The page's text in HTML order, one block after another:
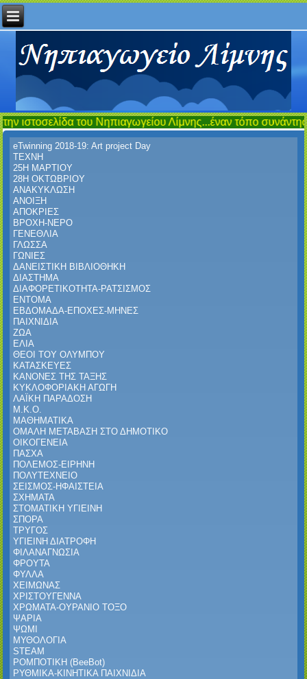
Νηπιαγωγείου Λίμνης...έναν τόπο συνάντησης,ενημέρωσης
eTwinning 2018-19: Art project Day
ΤΕΧΝΗ
25Η ΜΑΡΤΙΟΥ
28Η ΟΚΤΩΒΡΙΟΥ
ΑΝΑΚΥΚΛΩΣΗ
ΑΝΟΙΞΗ
ΑΠΟΚΡΙΕΣ
ΒΡΟΧΗ-ΝΕΡΟ
ΓΕΝΕΘΛΙΑ
ΓΛΩΣΣΑ
ΓΩΝΙΕΣ
ΔΑΝΕΙΣΤΙΚΗ ΒΙΒΛΙΟΘΗΚΗ
ΔΙΑΣΤΗΜΑ
ΔΙΑΦΟΡΕΤΙΚΟΤΗΤΑ-ΡΑΤΣΙΣΜΟΣ
ΕΝΤΟΜΑ
ΕΒΔΟΜΑΔΑ-ΕΠΟΧΕΣ-ΜΗΝΕΣ
ΠΑΙΧΝΙΔΙΑ
ΖΩΑ
ΕΛΙΑ
ΘΕΟΙ ΤΟΥ ΟΛΥΜΠΟΥ
ΚΑΤΑΣΚΕΥΕΣ
ΚΑΝΟΝΕΣ ΤΗΣ ΤΑΞΗΣ
ΚΥΚΛΟΦΟΡΙΑΚΗ ΑΓΩΓΗ
ΛΑΪΚΗ ΠΑΡΑΔΟΣΗ
Μ.Κ.Ο.
ΜΑΘΗΜΑΤΙΚΑ
ΟΜΑΛΗ ΜΕΤΑΒΑΣΗ ΣΤΟ ΔΗΜΟΤΙΚΟ
ΟΙΚΟΓΕΝΕΙΑ
ΠΑΣΧΑ
ΠΟΛΕΜΟΣ-ΕΙΡΗΝΗ
ΠΟΛΥΤΕΧΝΕΙΟ
ΣΕΙΣΜΟΣ-ΗΦΑΙΣΤΕΙΑ
ΣΧΗΜΑΤΑ
ΣΤΟΜΑΤΙΚΗ ΥΓΙΕΙΝΗ
ΣΠΟΡΑ
ΤΡΥΓΟΣ
ΥΓΙΕΙΝΗ ΔΙΑΤΡΟΦΗ
ΦΙΛΑΝΑΓΝΩΣΙΑ
ΦΡΟΥΤΑ
ΦΥΛΛΑ
ΧΕΙΜΩΝΑΣ
ΧΡΙΣΤΟΥΓΕΝΝΑ
ΧΡΩΜΑΤΑ-ΟΥΡΑΝΙΟ ΤΟΞΟ
ΨΑΡΙΑ
ΨΩΜΙ
ΜΥΘΟΛΟΓΙΑ
STEAM
ΡΟΜΠΟΤΙΚΗ (BeeBot)
ΡΥΘΜΙΚΑ-ΚΙΝΗΤΙΚΑ ΠΑΙΧΝΙΔΙΑ